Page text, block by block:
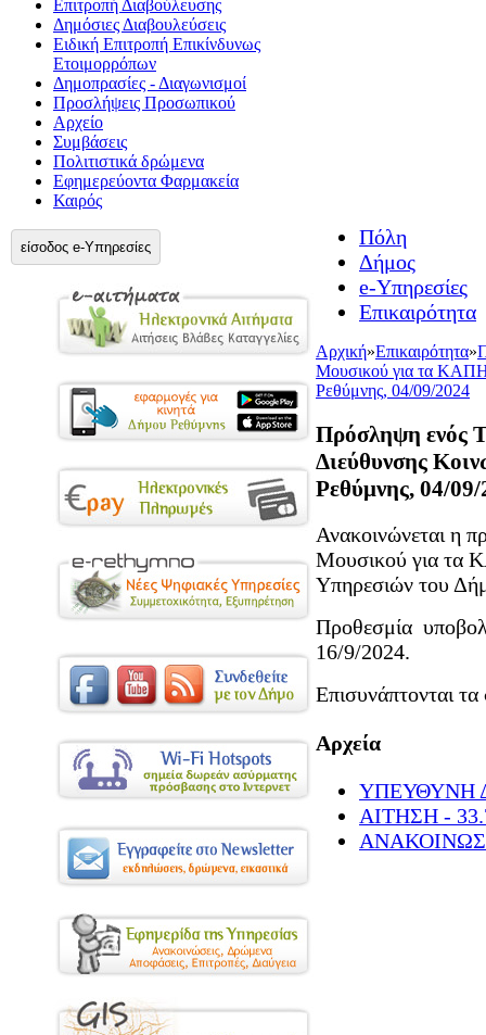
Επιτροπή Διαβούλευσης
Δημόσιες Διαβουλεύσεις
Ειδική Επιτροπή Επικίνδυνως
Ετοιμορρόπων
Δημοπρασίες - Διαγωνισμοί
Προσλήψεις Προσωπικού
Αρχείο
Συμβάσεις
Πολιτιστικά δρώμενα
Εφημερεύοντα Φαρμακεία
Καιρός
είσοδος e-Υπηρεσίες
Πόλη
Δήμος
e-Υπηρεσίες
Επικαιρότητα
Αρχική»Επικαιρότητα»
Μουσικού για τα ΚΑΠΗ
Ρεθύμνης, 04/09/2024
Πρόσληψη ενός
Διεύθυνσης
Ρεθύμνης, 04/
Ανακοινώνεται η
Μουσικού για τα
Υπηρεσιών του
Προθεσμία
16/9/2024.
Επισυνάπτονται τα
Αρχεία
ΥΠΕΥΘΥΝΗ
ΑΙΤΗΣΗ -